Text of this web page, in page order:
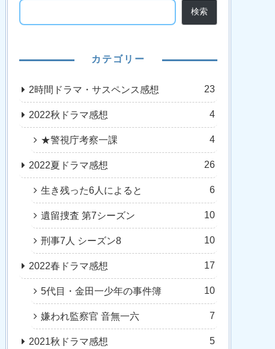
検索
カテゴリー
2時間ドラマ・サスペンス感想 23
2022秋ドラマ感想 4
★警視庁考察一課 4
2022夏ドラマ感想 26
生き残った6人によると 6
遺留捜査 第7シーズン 10
刑事7人 シーズン8 10
2022春ドラマ感想 17
5代目・金田一少年の事件簿 10
嫌われ監察官 音無一六 7
2021秋ドラマ感想 5